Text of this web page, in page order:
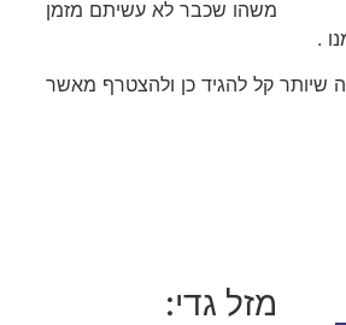
משהו שכבר לא עשיתם מזמן
.
שיותר קל להגיד כן ולהצטרף מאשר
מזל גדי: